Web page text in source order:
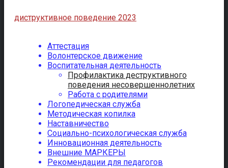
диструктивное поведение 2023
Аттестация
Волонтерское движение
Воспитательная деятельность
Профилактика деструктивного
поведения несовершеннолетних
Работа с родителями
Логопедическая служба
Методическая копилка
Наставничество
Социально-психологическая служба
Инновационная деятельность
Внешние МАРКЕРЫ
Рекомендации для педагогов